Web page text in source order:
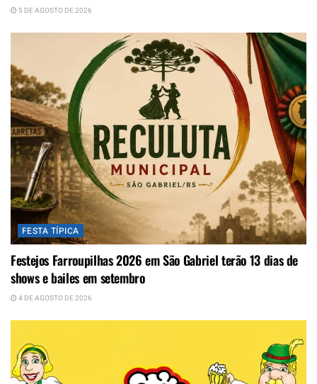
5 DE AGOSTO DE 2026
FESTA TÍPICA
Festejos Farroupilhas 2026 em São Gabriel terão 13 dias de
shows e bailes em setembro
4 DE AGOSTO DE 2026